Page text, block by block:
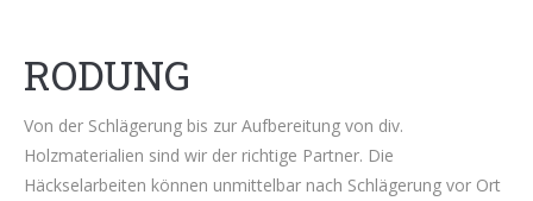
RODUNG
Von der Schlägerung bis zur Aufbereitung von div.
Holzmaterialien sind wir der richtige Partner. Die
Häckselarbeiten können unmittelbar nach Schlägerung vor Ort